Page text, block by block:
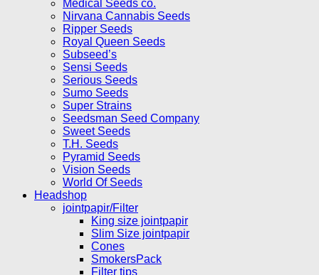
Medical Seeds co.
Nirvana Cannabis Seeds
Ripper Seeds
Royal Queen Seeds
Subseed’s
Sensi Seeds
Serious Seeds
Sumo Seeds
Super Strains
Seedsman Seed Company
Sweet Seeds
T.H. Seeds
Pyramid Seeds
Vision Seeds
World Of Seeds
Headshop
jointpapir/Filter
King size jointpapir
Slim Size jointpapir
Cones
SmokersPack
Filter tips